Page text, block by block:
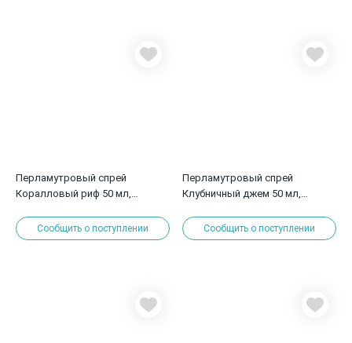
Перламутровый спрей
Коралловый риф 50 мл,
Сообщить о поступлении
Перламутровый спрей
Клубничный джем 50 мл,
Сообщить о поступлении